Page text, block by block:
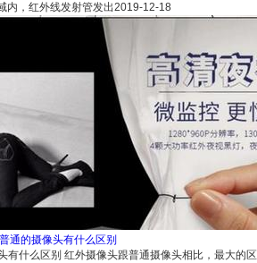
内，红外线发射管发出2019-12-18
通的摄像头有什么区别
有什么区别 红外摄像头跟普通摄像头相比，最大的区